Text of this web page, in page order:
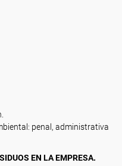
penal, administrativa
EN LA EMPRESA.